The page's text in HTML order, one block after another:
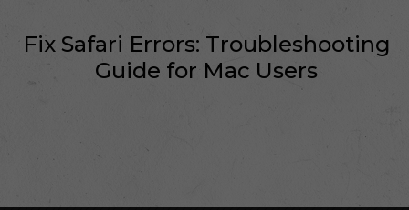
Fix Safari Errors: Troubleshooting
Guide for Mac Users